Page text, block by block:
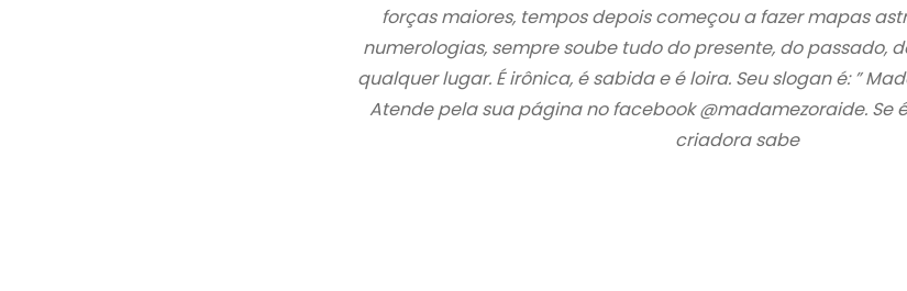
forças maiores, tempos depois começou a fazer mapas
numerologias, sempre soube tudo do presente, do passado,
qualquer lugar. É irônica, é sabida e é loira. Seu slogan é: ”
Atende pela sua página no facebook @madamezoraide. Se
criadora sabe